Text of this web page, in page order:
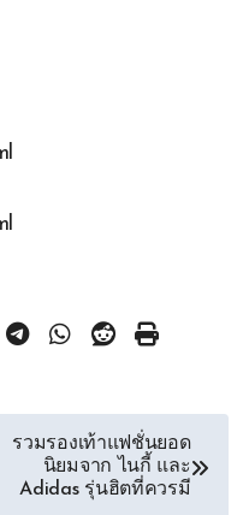
รวมรองเท้าแฟชั่นยอด
นิยมจาก ไนกี้ และ
Adidas รุ่นฮิตที่ควรมี